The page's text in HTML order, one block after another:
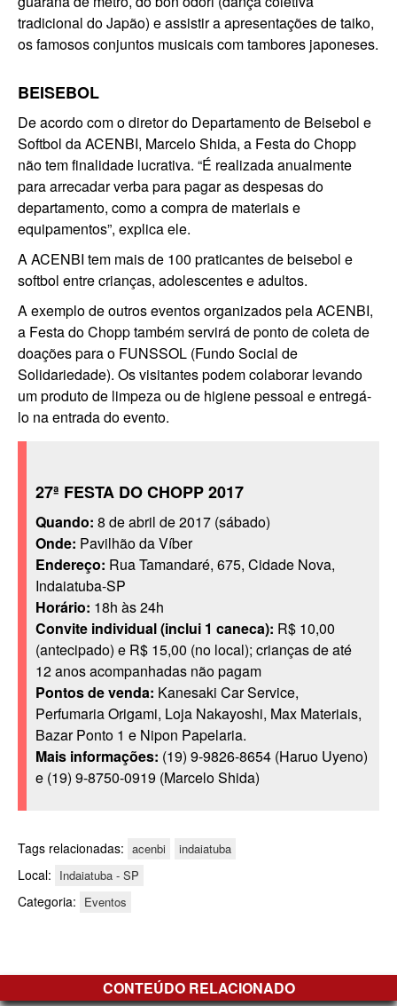
tradicional do Japão) e assistir a apresentações de taiko,
os famosos conjuntos musicais com tambores japoneses.
BEISEBOL
De acordo com o diretor do Departamento de Beisebol e
Softbol da ACENBI, Marcelo Shida, a Festa do Chopp
não tem finalidade lucrativa. “É realizada anualmente
para arrecadar verba para pagar as despesas do
departamento, como a compra de materiais e
equipamentos”, explica ele.
A ACENBI tem mais de 100 praticantes de beisebol e
softbol entre crianças, adolescentes e adultos.
A exemplo de outros eventos organizados pela ACENBI,
a Festa do Chopp também servirá de ponto de coleta de
doações para o FUNSSOL (Fundo Social de
Solidariedade). Os visitantes podem colaborar levando
um produto de limpeza ou de higiene pessoal e entregá-
lo na entrada do evento.
27ª FESTA DO CHOPP 2017
Quando: 8 de abril de 2017 (sábado)
Onde: Pavilhão da Víber
Endereço: Rua Tamandaré, 675, Cidade Nova,
Indaiatuba-SP
Horário: 18h às 24h
Convite individual (inclui 1 caneca): R$ 10,00
(antecipado) e R$ 15,00 (no local); crianças de até
12 anos acompanhadas não pagam
Pontos de venda: Kanesaki Car Service,
Perfumaria Origami, Loja Nakayoshi, Max Materiais,
Bazar Ponto 1 e Nipon Papelaria.
Mais informações: (19) 9-9826-8654 (Haruo Uyeno)
e (19) 9-8750-0919 (Marcelo Shida)
Tags relacionadas: acenbi indaiatuba
Local: Indaiatuba - SP
Categoria: Eventos
CONTEÚDO RELACIONADO